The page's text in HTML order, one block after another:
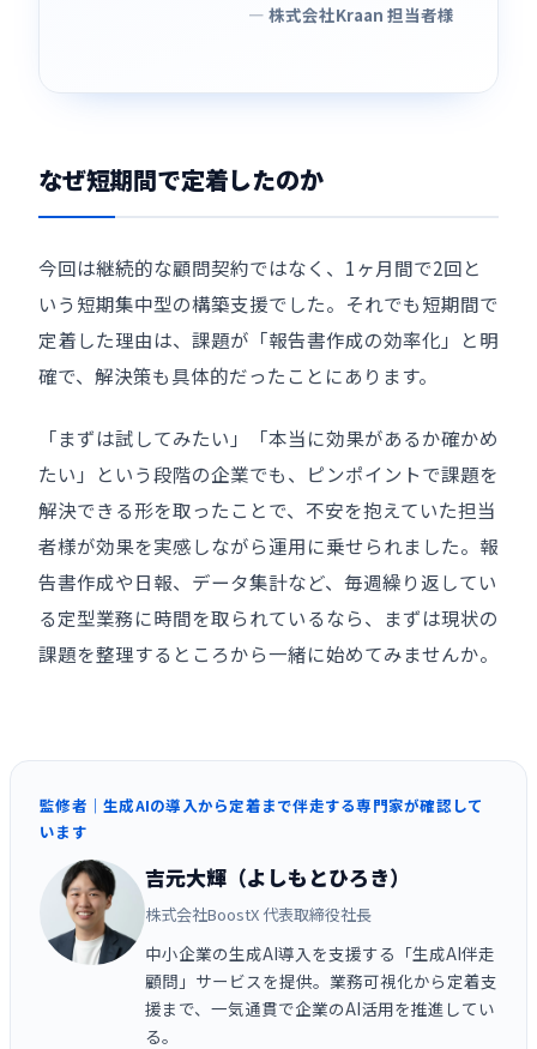
— 株式会社Kraan 担当者様
なぜ短期間で定着したのか
今回は継続的な顧問契約ではなく、1ヶ月間で2回と
いう短期集中型の構築支援でした。それでも短期間で
定着した理由は、課題が「報告書作成の効率化」と明
確で、解決策も具体的だったことにあります。
「まずは試してみたい」「本当に効果があるか確かめ
たい」という段階の企業でも、ピンポイントで課題を
解決できる形を取ったことで、不安を抱えていた担当
者様が効果を実感しながら運用に乗せられました。報
告書作成や日報、データ集計など、毎週繰り返してい
る定型業務に時間を取られているなら、まずは現状の
課題を整理するところから一緒に始めてみませんか。
監修者｜生成AIの導入から定着まで伴走する専門家が確認して
います
吉元大輝（よしもとひろき）
株式会社BoostX 代表取締役社長
中小企業の生成AI導入を支援する「生成AI伴走
顧問」サービスを提供。業務可視化から定着支
援まで、一気通貫で企業のAI活用を推進してい
る。